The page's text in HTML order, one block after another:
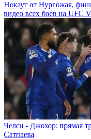
Нокаут от Нургожая,
видео всех боев на UFC
Челси - Джохор: прямая
Сатпаева